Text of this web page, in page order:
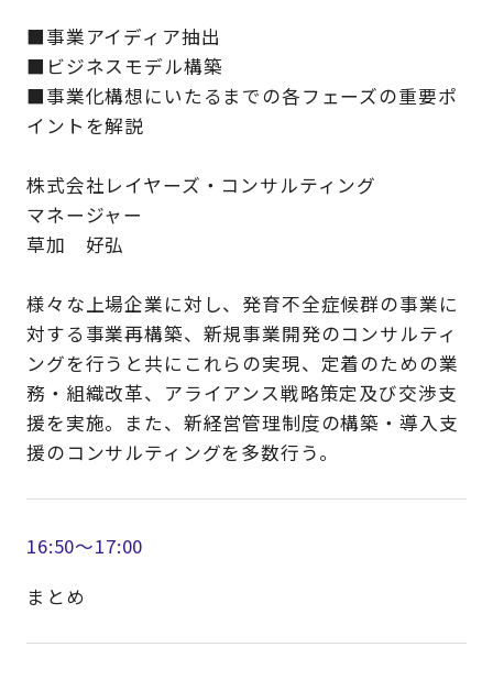
■事業アイディア抽出
■ビジネスモデル構築
■事業化構想にいたるまでの各フェーズの重要ポ
イントを解説
株式会社レイヤーズ・コンサルティング
マネージャー
草加 好弘
様々な上場企業に対し、発育不全症候群の事業に
対する事業再構築、新規事業開発のコンサルティ
ングを行うと共にこれらの実現、定着のための業
務・組織改革、アライアンス戦略策定及び交渉支
援を実施。また、新経営管理制度の構築・導入支
援のコンサルティングを多数行う。
16:50～17:00
まとめ